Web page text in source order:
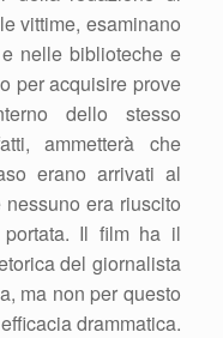
vittime, esaminano
nelle biblioteche e
per acquisire prove
dello stesso
ammetterà che
erano arrivati al
era riuscito
Il film ha il
del giornalista
ma non per questo
drammatica.